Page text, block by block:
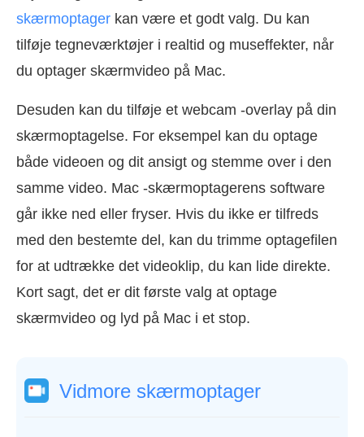
skærmoptager kan være et godt valg. Du kan
tilføje tegneværktøjer i realtid og museffekter, når
du optager skærmvideo på Mac.
Desuden kan du tilføje et webcam -overlay på din
skærmoptagelse. For eksempel kan du optage
både videoen og dit ansigt og stemme over i den
samme video. Mac -skærmoptagerens software
går ikke ned eller fryser. Hvis du ikke er tilfreds
med den bestemte del, kan du trimme optagefilen
for at udtrække det videoklip, du kan lide direkte.
Kort sagt, det er dit første valg at optage
skærmvideo og lyd på Mac i et stop.
Vidmore skærmoptager